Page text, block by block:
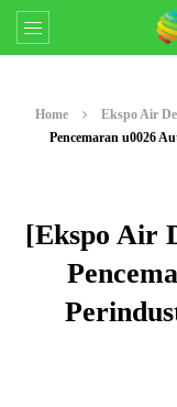
Home Ekspo Air
Pencemaran u0026
[Ekspo Air